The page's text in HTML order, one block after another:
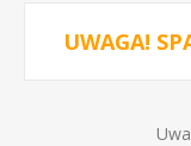
UWAGA!